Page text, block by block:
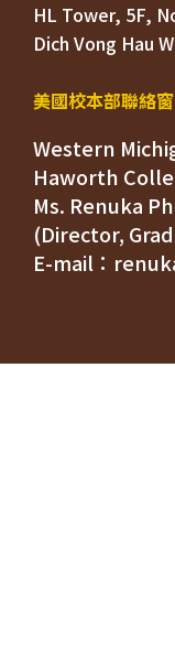
HL Tower, 5F,
Dich Vong Hau
美國校本部聯絡
Western
Ms. Renuka
(Director,
E-mail：